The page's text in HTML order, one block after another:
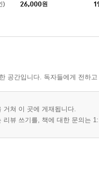
) 26,000원
공간입니다. 독자들에게 전하
거쳐 이 곳에 게재됩니다.
리뷰 쓰기를, 책에 대한 문의는